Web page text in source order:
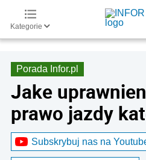
Kategorie
Porada Infor.pl
Jake
prawo jazdy
Subskrybuj nas na